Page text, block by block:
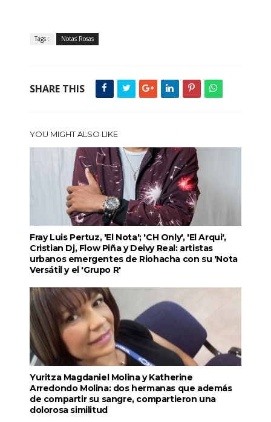
Tags : Notas Rosas
SHARE THIS
YOU MIGHT ALSO LIKE
Fray Luis Pertuz, 'El Nota'; 'CH Only', 'El Arqui',
Cristian Dj, Flow Piña y Deivy Real: artistas
urbanos emergentes de Riohacha con su 'Nota
Versátil y el 'Grupo R'
Yuritza Magdaniel Molina y Katherine
Arredondo Molina: dos hermanas que además
de compartir su sangre, compartieron una
dolorosa similitud